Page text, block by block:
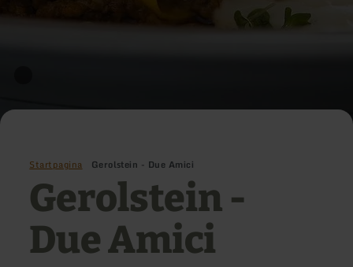
Startpagina Gerolstein - Due Amici
Gerolstein -
Due Amici